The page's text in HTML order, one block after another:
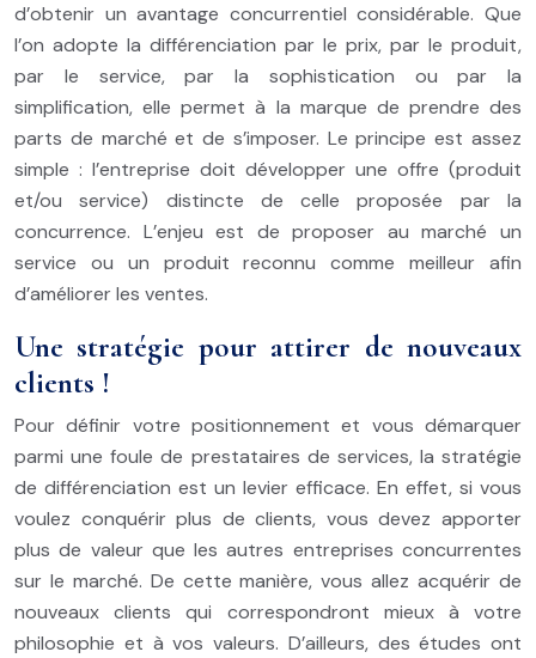
d’obtenir un avantage concurrentiel considérable. Que
l’on adopte la différenciation par le prix, par le produit,
par le service, par la sophistication ou par la
simplification, elle permet à la marque de prendre des
parts de marché et de s’imposer. Le principe est assez
simple : l’entreprise doit développer une offre (produit
et/ou service) distincte de celle proposée par la
concurrence. L’enjeu est de proposer au marché un
service ou un produit reconnu comme meilleur afin
d’améliorer les ventes.
Une stratégie pour attirer de nouveaux
clients !
Pour définir votre positionnement et vous démarquer
parmi une foule de prestataires de services, la stratégie
de différenciation est un levier efficace. En effet, si vous
voulez conquérir plus de clients, vous devez apporter
plus de valeur que les autres entreprises concurrentes
sur le marché. De cette manière, vous allez acquérir de
nouveaux clients qui correspondront mieux à votre
philosophie et à vos valeurs. D’ailleurs, des études ont